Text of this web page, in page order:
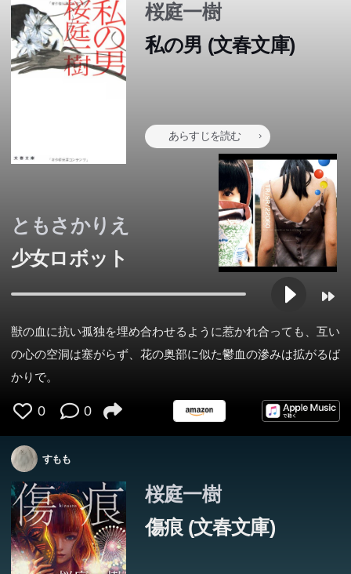
桜庭一樹
私の男 (文春文庫)
あらすじを読む
ともさかりえ
少女ロボット
獣の血に抗い孤独を埋め合わせるように惹かれ合っても、互い
の心の空洞は塞がらず、花の奥部に似た鬱血の滲みは拡がるば
かりで。
0 0
すもも
桜庭一樹
傷痕 (文春文庫)